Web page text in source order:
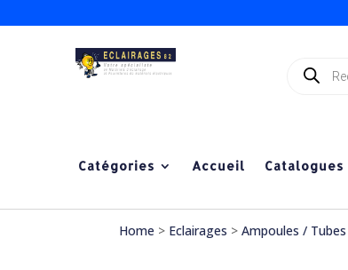
produits
Catégories Accueil Catalogues
Home > Eclairages >Ampoules /